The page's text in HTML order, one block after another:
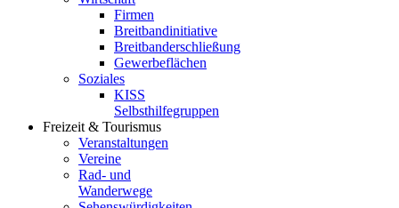
Firmen
Breitbandinitiative
Breitbanderschließung
Gewerbeflächen
Soziales
KISS
Selbsthilfegruppen
Freizeit & Tourismus
Veranstaltungen
Vereine
Rad- und
Wanderwege